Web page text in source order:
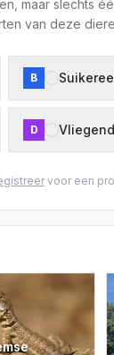
maar slechts
van deze
B
D
voor een